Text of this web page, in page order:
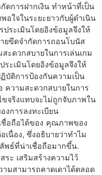
การฝากเงิน ทำหน้าที่เป็น
ใจในระยะยาวกับผู้ดำเนิน
ประเมินโดยอิงข้อมูลจึงให้
ยขีดจำกัดการถอนโบนัส
ะดวกสบายในการเล่นเกม
ระเมินโดยอิงข้อมูลจึงให้
บัติการป้องกันความเป็น
ความสะดวกสบายในการ
ขจริงแทบจะไม่ถูกจับภาพใน
งการลงทะเบียน
อถือได้ของ คุณภาพของ
นื่อง, ซึ่งอธิบายว่าทำไม
พธ์ที่น่าเชื่อถือมากขึ้น.
ระ เสริมสร้างความไว้
ามสามารถคาดเดาได้ตลอด